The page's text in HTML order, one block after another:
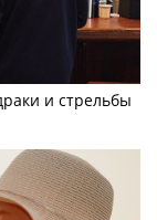
и стрельбы